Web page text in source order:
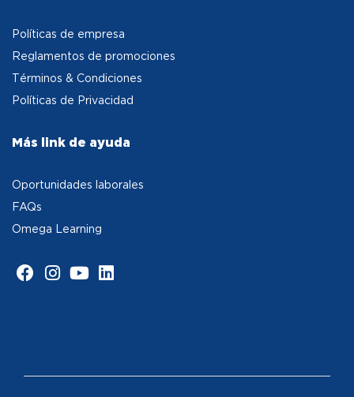
Políticas de empresa
Reglamentos de promociones
Términos & Condiciones
Políticas de Privacidad
Más link de ayuda
Oportunidades laborales
FAQs
Omega Learning